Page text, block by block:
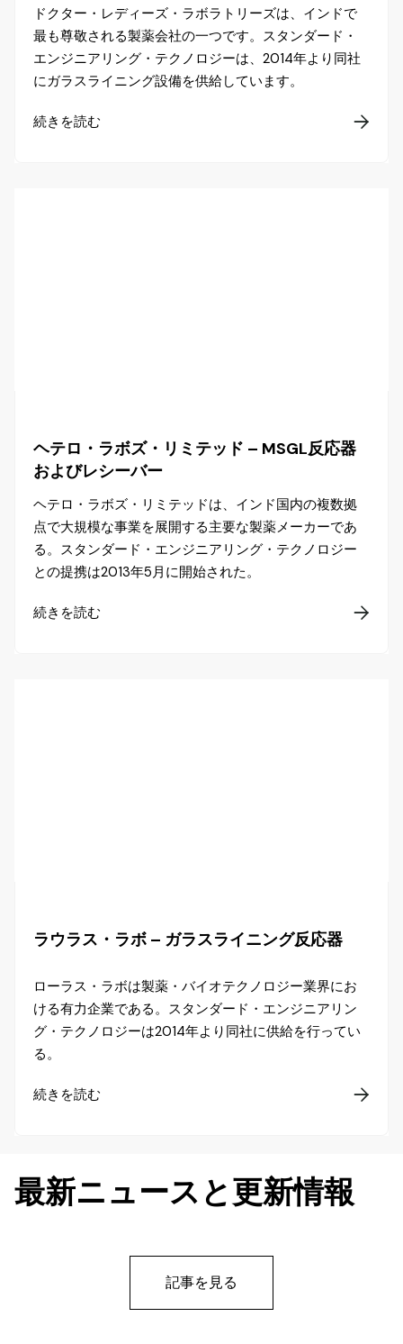
ドクター・レディーズ・ラボラトリーズは、インドで
最も尊敬される製薬会社の一つです。スタンダード・
エンジニアリング・テクノロジーは、2014年より同社
にガラスライニング設備を供給しています。
続きを読む 
ヘテロ・ラボズ・リミテッド – MSGL反応器
およびレシーバー
ヘテロ・ラボズ・リミテッドは、インド国内の複数拠
点で大規模な事業を展開する主要な製薬メーカーであ
る。スタンダード・エンジニアリング・テクノロジー
との提携は2013年5月に開始された。
続きを読む 
ラウラス・ラボ – ガラスライニング反応器
ローラス・ラボは製薬・バイオテクノロジー業界にお
ける有力企業である。スタンダード・エンジニアリン
グ・テクノロジーは2014年より同社に供給を行ってい
る。
続きを読む 
最新ニュースと更新情報
記事を見る